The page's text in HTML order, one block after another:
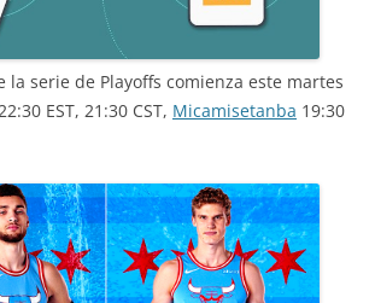
la serie de Playoffs comienza este martes
EST, 21:30 CST, Micamisetanba 19:30